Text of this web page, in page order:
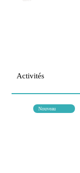
Activités
Nouveau